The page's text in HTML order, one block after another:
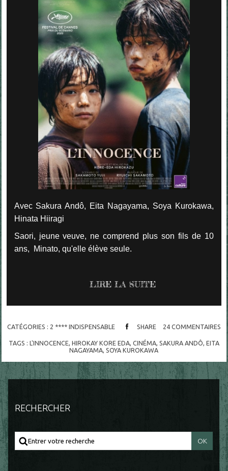
Avec Sakura Andô, Eita Nagayama, Soya Kurokawa,
Hinata Hiiragi
Saori, jeune veuve, ne comprend plus son fils de 10
ans, Minato, qu'elle élève seule.
LIRE LA SUITE
CATÉGORIES : 2 **** INDISPENSABLE SHARE 24 COMMENTAIRES
TAGS : L'INNOCENCE, HIROKAY KORE EDA, CINÉMA, SAKURA ANDÔ, EITA
NAGAYAMA,SOYA KUROKAWA
RECHERCHER